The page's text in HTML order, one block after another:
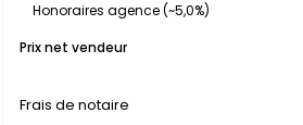
Honoraires agence (~5,0%)
Prix net vendeur
Frais de notaire